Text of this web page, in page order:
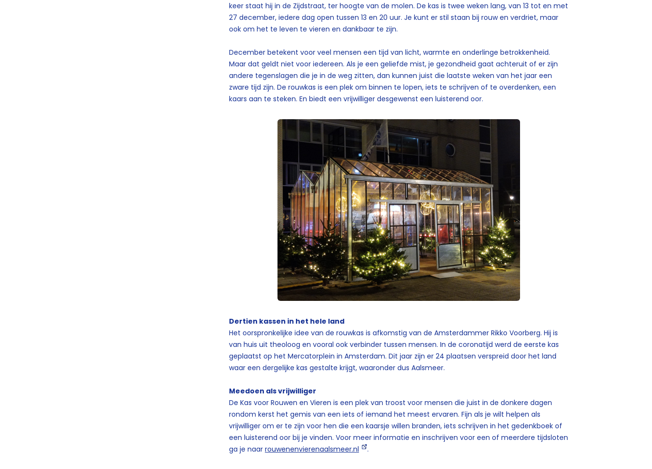
keer staat hij in de Zijdstraat, ter hoogte van de molen. De kas is twee weken lang, van 13 tot en met
27 december, iedere dag open tussen 13 en 20 uur. Je kunt er stil staan bij rouw en verdriet, maar
ook om het te leven te vieren en dankbaar te zijn.
December betekent voor veel mensen een tijd van licht, warmte en onderlinge betrokkenheid.
Maar dat geldt niet voor iedereen. Als je een geliefde mist, je gezondheid gaat achteruit of er zijn
andere tegenslagen die je in de weg zitten, dan kunnen juist die laatste weken van het jaar een
zware tijd zijn. De rouwkas is een plek om binnen te lopen, iets te schrijven of te overdenken, een
kaars aan te steken. En biedt een vrijwilliger desgewenst een luisterend oor.
Dertien kassen in het hele land
Het oorspronkelijke idee van de rouwkas is afkomstig van de Amsterdammer Rikko Voorberg. Hij is
van huis uit theoloog en vooral ook verbinder tussen mensen. In de coronatijd werd de eerste kas
geplaatst op het Mercatorplein in Amsterdam. Dit jaar zijn er 24 plaatsen verspreid door het land
waar een dergelijke kas gestalte krijgt, waaronder dus Aalsmeer.
Meedoen als vrijwilliger
De Kas voor Rouwen en Vieren is een plek van troost voor mensen die juist in de donkere dagen
rondom kerst het gemis van een iets of iemand het meest ervaren. Fijn als je wilt helpen als
vrijwilliger om er te zijn voor hen die een kaarsje willen branden, iets schrijven in het gedenkboek of
een luisterend oor bij je vinden. Voor meer informatie en inschrijven voor een of meerdere tijdsloten
ga je naar rouwenenvierenaalsmeer.nl .